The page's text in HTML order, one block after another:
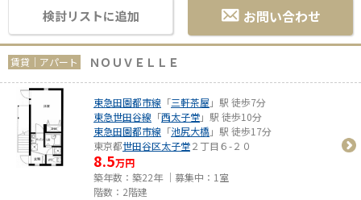
検討リストに追加 お問い合わせ
賃貸｜アパート ＮＯＵＶＥＬＬＥ
東急田園都市線 「三軒茶屋 」駅 徒歩7分
東急世田谷線 「西太子堂」駅 徒歩10分
東急田園都市線 「池尻大橋」駅 徒歩17分
東京都世田谷区太子堂２丁目６-２０
8.5万円
築年数：築22年 ｜募集中： 1室
階数：2階建